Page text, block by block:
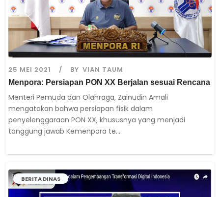
25 MEI 2021 BY VIAN TAUM
Menpora: Persiapan PON XX Berjalan sesuai Rencana
Menteri Pemuda dan Olahraga, Zainudin Amali
mengatakan bahwa persiapan fisik dalam
penyelenggaraan PON XX, khususnya yang menjadi
tanggung jawab Kemenpora te...
BERITA DINAS